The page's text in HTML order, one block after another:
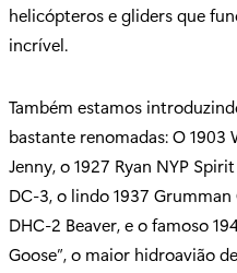
helicópteros e gliders que
incrível.
Também estamos
bastante renomadas: O 1903
Jenny, o 1927 Ryan NYP
DC-3, o lindo 1937 Grumman
DHC-2 Beaver, e o famoso
Goose”, o maior hidroavião